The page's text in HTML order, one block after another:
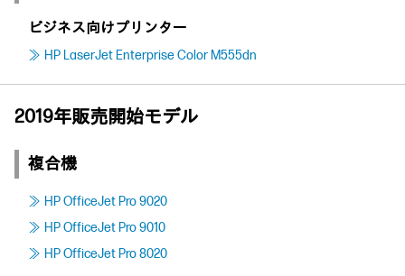
ビジネス向けプリンター
HP LaserJet Enterprise Color M555dn
2019年販売開始モデル
複合機
HP OfficeJet Pro 9020
HP OfficeJet Pro 9010
HP OfficeJet Pro 8020